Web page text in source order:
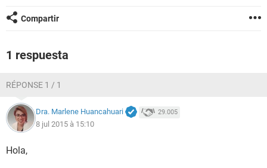
Compartir
1 respuesta
RÉPONSE 1 / 1
Dra. Marlene Huancahuari 29.005
8 jul 2015 à 15:10
Hola,